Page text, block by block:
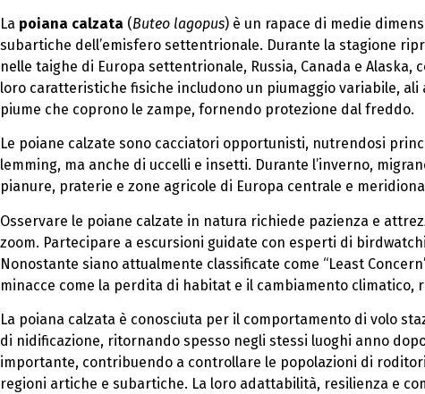
La poiana calzata (Buteo lagopus) è un rapace di medie
subartiche dell’emisfero settentrionale. Durante la stagione
nelle taighe di Europa settentrionale, Russia, Canada e
loro caratteristiche fisiche includono un piumaggio variabile,
piume che coprono le zampe, fornendo protezione dal freddo.
Le poiane calzate sono cacciatori opportunisti, nutrendosi
lemming, ma anche di uccelli e insetti. Durante l’inverno,
pianure, praterie e zone agricole di Europa centrale e
Osservare le poiane calzate in natura richiede pazienza e
zoom. Partecipare a escursioni guidate con esperti di
Nonostante siano attualmente classificate come “Least
minacce come la perdita di habitat e il cambiamento
La poiana calzata è conosciuta per il comportamento di volo
di nidificazione, ritornando spesso negli stessi luoghi anno
importante, contribuendo a controllare le popolazioni di
regioni artiche e subartiche. La loro adattabilità, resilienza e